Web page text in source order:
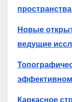
Новые
ведущие
Каркасное